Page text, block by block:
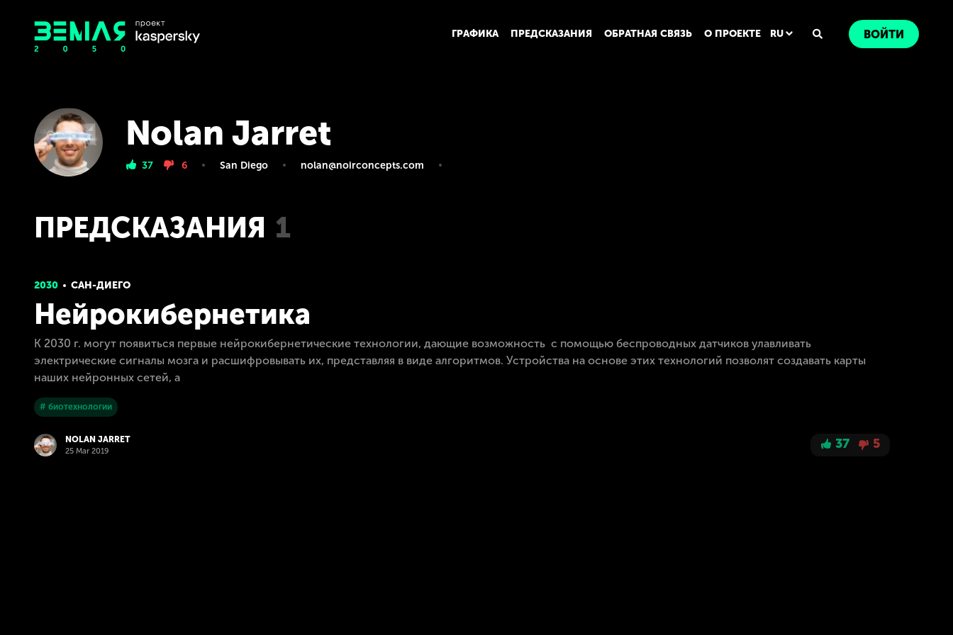
ГРАФИКА ПРЕДСКАЗАНИЯ ОБРАТНАЯ СВЯЗЬ О ПРОЕКТЕ RU ВОЙТИ
Nolan Jarret
37 6 San Diego nolan@noirconcepts.com
ПРЕДСКАЗАНИЯ 1
2030 САН-ДИЕГО
Нейрокибернетика
К 2030 г. могут появиться первые нейрокибернетические технологии, дающие возможность с помощью беспроводных датчиков улавливать
электрические сигналы мозга и расшифровывать их, представляя в виде алгоритмов. Устройства на основе этих технологий позволят создавать карты
наших нейронных сетей, а
# биотехнологии
NOLAN JARRET
25 Mar 2019 37 5